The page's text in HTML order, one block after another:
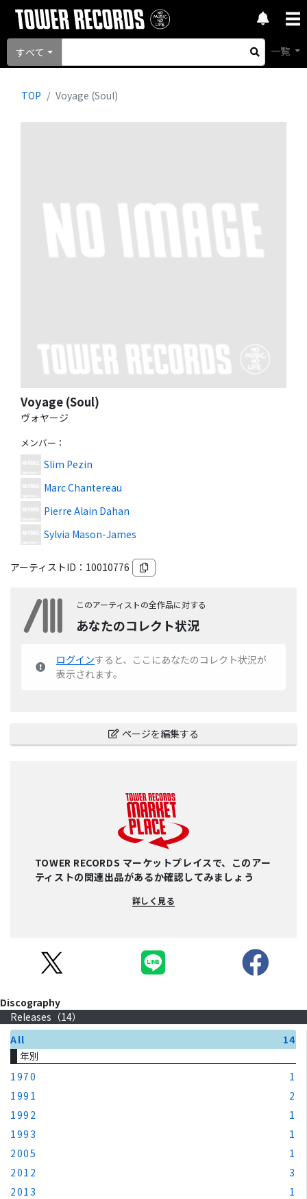
すべて 一覧
TOP Voyage (Soul)
Voyage (Soul)
ヴォヤージ
メンバー ：
Slim Pezin
Marc Chantereau
Pierre Alain Dahan
Sylvia Mason-James
アーティストID： 10010776
このアーティストの全作品に対する
あなたのコレクト状況
ログインすると、ここにあなたのコレクト状況が
表示されます。
ページを編集する
TOWER RECORDS マーケットプレイスで、このアー
ティストの関連出品があるか確認してみましょう
詳しく見る
Discography
Releases（14）
All
14
年別
1970
1
1991
2
1992
1
1993
1
2005
1
2012
3
2013
1